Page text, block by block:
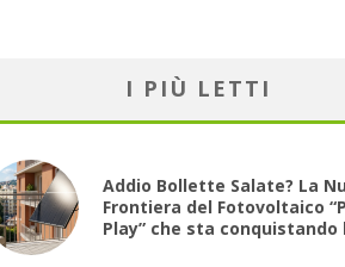
I PIÙ LETTI
Addio Bollette Salate? La
Frontiera del Fotovoltaico
Play” che sta conquistando